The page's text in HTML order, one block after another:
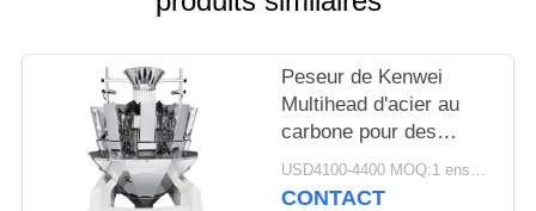
Peseur de Kenwei
Multihead d'acier au
carbone pour des
graines
USD4100-4400 MOQ:1 ensemble
CONTACT